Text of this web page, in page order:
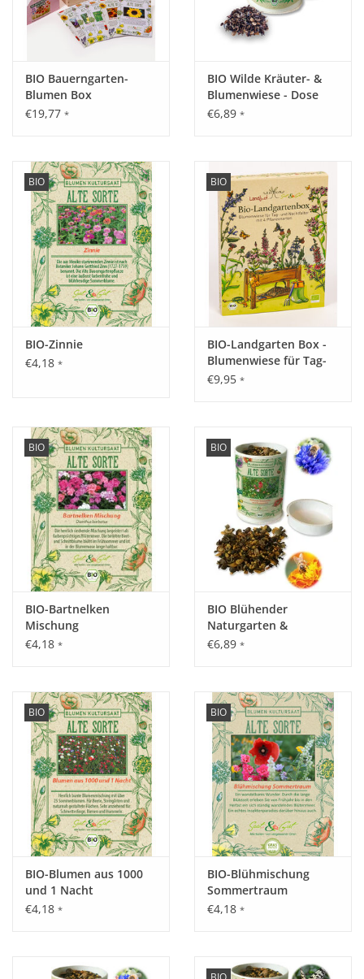
BIO Bauerngarten-
Blumen Box
€19,77 *
BIO Wilde Kräuter- &
Blumenwiese - Dose
€6,89 *
BIO
BIO-Zinnie
€4,18 *
BIO
BIO-Landgarten Box -
Blumenwiese für Tag-
und Nachtfalter
€9,95 *
BIO
BIO-Bartnelken
Mischung
€4,18 *
BIO
BIO Blühender
Naturgarten &
Blumenwiese - Dose
€6,89 *
BIO
BIO-Blumen aus 1000
und 1 Nacht
€4,18 *
BIO
BIO-Blühmischung
Sommertraum
€4,18 *